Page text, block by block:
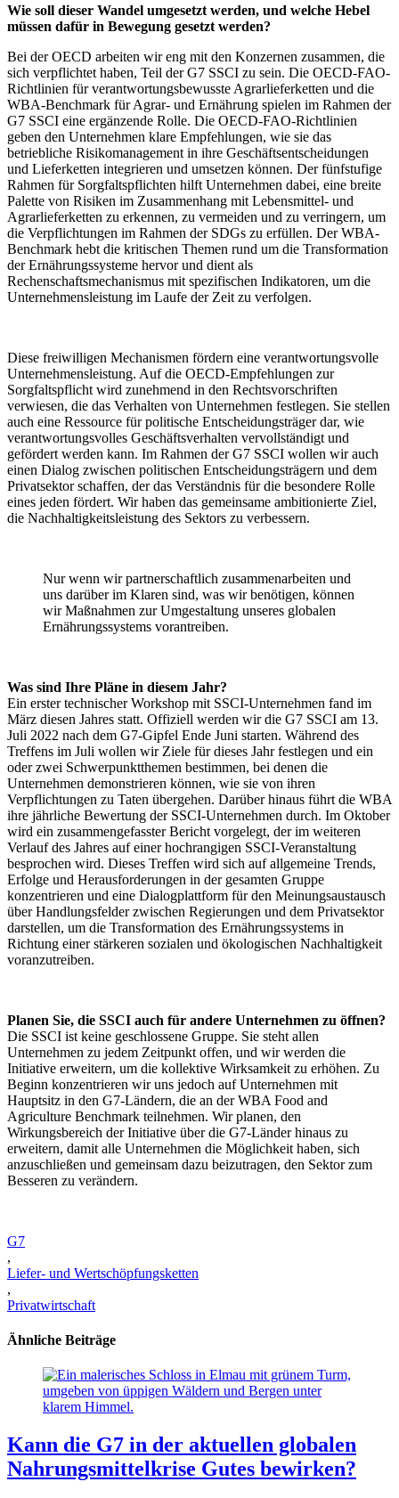
Wie soll dieser Wandel umgesetzt werden, und welche Hebel
müssen dafür in Bewegung gesetzt werden?
Bei der OECD arbeiten wir eng mit den Konzernen zusammen, die
sich verpflichtet haben, Teil der G7 SSCI zu sein. Die OECD-FAO-
Richtlinien für verantwortungsbewusste Agrarlieferketten und die
WBA-Benchmark für Agrar- und Ernährung spielen im Rahmen der
G7 SSCI eine ergänzende Rolle. Die OECD-FAO-Richtlinien
geben den Unternehmen klare Empfehlungen, wie sie das
betriebliche Risikomanagement in ihre Geschäftsentscheidungen
und Lieferketten integrieren und umsetzen können. Der fünfstufige
Rahmen für Sorgfaltspflichten hilft Unternehmen dabei, eine breite
Palette von Risiken im Zusammenhang mit Lebensmittel- und
Agrarlieferketten zu erkennen, zu vermeiden und zu verringern, um
die Verpflichtungen im Rahmen der SDGs zu erfüllen. Der WBA-
Benchmark hebt die kritischen Themen rund um die Transformation
der Ernährungssysteme hervor und dient als
Rechenschaftsmechanismus mit spezifischen Indikatoren, um die
Unternehmensleistung im Laufe der Zeit zu verfolgen.
Diese freiwilligen Mechanismen fördern eine verantwortungsvolle
Unternehmensleistung. Auf die OECD-Empfehlungen zur
Sorgfaltspflicht wird zunehmend in den Rechtsvorschriften
verwiesen, die das Verhalten von Unternehmen festlegen. Sie stellen
auch eine Ressource für politische Entscheidungsträger dar, wie
verantwortungsvolles Geschäftsverhalten vervollständigt und
gefördert werden kann. Im Rahmen der G7 SSCI wollen wir auch
einen Dialog zwischen politischen Entscheidungsträgern und dem
Privatsektor schaffen, der das Verständnis für die besondere Rolle
eines jeden fördert. Wir haben das gemeinsame ambitionierte Ziel,
die Nachhaltigkeitsleistung des Sektors zu verbessern.
Nur wenn wir partnerschaftlich zusammenarbeiten und
uns darüber im Klaren sind, was wir benötigen, können
wir Maßnahmen zur Umgestaltung unseres globalen
Ernährungssystems vorantreiben.
Was sind Ihre Pläne in diesem Jahr?
Ein erster technischer Workshop mit SSCI-Unternehmen fand im
März diesen Jahres statt. Offiziell werden wir die G7 SSCI am 13.
Juli 2022 nach dem G7-Gipfel Ende Juni starten. Während des
Treffens im Juli wollen wir Ziele für dieses Jahr festlegen und ein
oder zwei Schwerpunktthemen bestimmen, bei denen die
Unternehmen demonstrieren können, wie sie von ihren
Verpflichtungen zu Taten übergehen. Darüber hinaus führt die WBA
ihre jährliche Bewertung der SSCI-Unternehmen durch. Im Oktober
wird ein zusammengefasster Bericht vorgelegt, der im weiteren
Verlauf des Jahres auf einer hochrangigen SSCI-Veranstaltung
besprochen wird. Dieses Treffen wird sich auf allgemeine Trends,
Erfolge und Herausforderungen in der gesamten Gruppe
konzentrieren und eine Dialogplattform für den Meinungsaustausch
über Handlungsfelder zwischen Regierungen und dem Privatsektor
darstellen, um die Transformation des Ernährungssystems in
Richtung einer stärkeren sozialen und ökologischen Nachhaltigkeit
voranzutreiben.
Planen Sie, die SSCI auch für andere Unternehmen zu öffnen?
Die SSCI ist keine geschlossene Gruppe. Sie steht allen
Unternehmen zu jedem Zeitpunkt offen, und wir werden die
Initiative erweitern, um die kollektive Wirksamkeit zu erhöhen. Zu
Beginn konzentrieren wir uns jedoch auf Unternehmen mit
Hauptsitz in den G7-Ländern, die an der WBA Food and
Agriculture Benchmark teilnehmen. Wir planen, den
Wirkungsbereich der Initiative über die G7-Länder hinaus zu
erweitern, damit alle Unternehmen die Möglichkeit haben, sich
anzuschließen und gemeinsam dazu beizutragen, den Sektor zum
Besseren zu verändern.
G7
,
Liefer- und Wertschöpfungsketten
,
Privatwirtschaft
Ähnliche Beiträge
Kann die G7 in der aktuellen globalen
Nahrungsmittelkrise Gutes bewirken?